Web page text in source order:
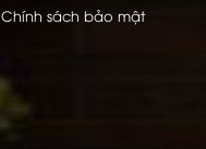
Chính sách bảo mật